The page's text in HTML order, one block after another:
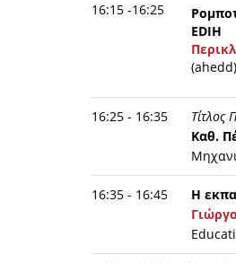
16:15 -16:25
EDIH
16:25 - 16:35
Τίτλος
Καθ.
16:35 - 16:45
Η